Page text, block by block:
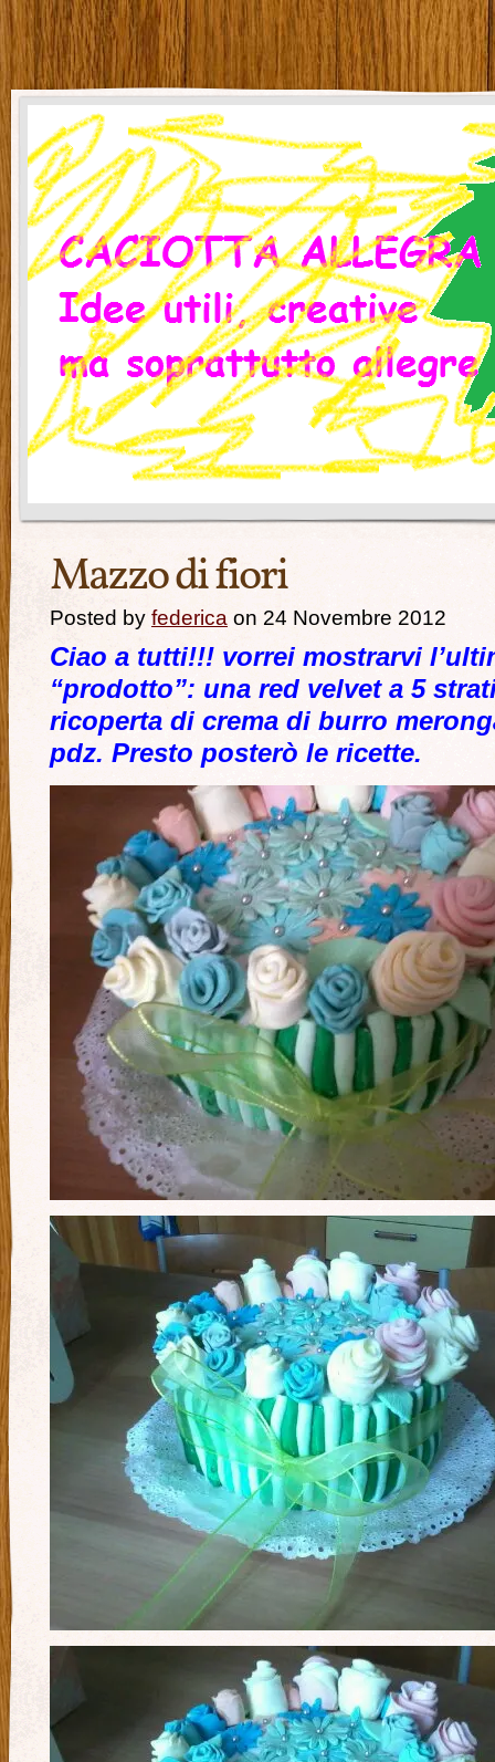
Mazzo di fiori
Posted by federica on 24 Novembre 2012
Ciao a tutti!!! vorrei mostrarvi
“prodotto”: una red velvet a 5
ricoperta di crema di burro
pdz. Presto posterò le ricette.